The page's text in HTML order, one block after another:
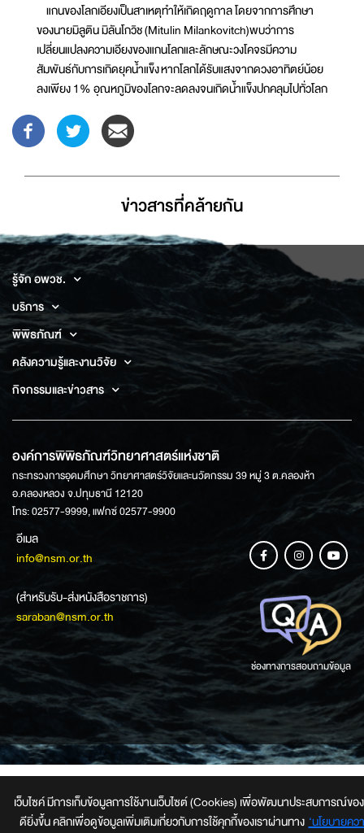
แกนของโลกเอียงเป็นสาเหตุทำให้เกิดฤดูกาล โดยจากการศึกษา
ของนายมิลูติน มิลันโกวิช (Mitulin Milankovitch)พบว่าการ
เปลี่ยนแปลงความเอียงของแกนโลกและลักษณะวงโคจรมีความ
สัมพันธ์กับการเกิดยุคน้ำแข็ง หากโลกได้รับแสงจากดวงอาทิตย์น้อย
ลงเพียง 1% อุณหภูมิของโลกจะลดลงจนเกิดน้ำแข็งปกคลุมไปทั่วโลก
ข่าวสารที่่คล้ายกัน
รู้จัก อพวช.
บริการ
พิพิธภัณฑ์
คลังความรู้และงานวิจัย
กิจกรรมและข่าวสาร
องค์การพิพิธภัณฑ์วิทยาศาสตร์แห่งชาติ
กระทรวงการอุดมศึกษา วิทยาศาสตร์วิจัยและนวัตกรรม 39 หมู่ 3 ต.คลองห้า
อ.คลองหลวง จ.ปทุมธานี 12120
โทร: 02577-9999, แฟกซ์ 02577-9900
อีเมล
info@nsm.or.th
(สำหรับรับ-ส่งหนังสือราชการ)
saraban@nsm.or.th
ช่องทางการสอบถามข้อมูล
เว็บไซค์ มีการเก็บข้อมูลการใช้งานเว็บไซต์ (Cookies) เพื่อพัฒนาประสบการณ์ขอ
ดียิ่งขึ้น คลิกเพื่อดูข้อมูลเพิ่มเติมเกี่ยวกับการใช้คุกกี้ของเราผ่านทาง‘นโยบายคว